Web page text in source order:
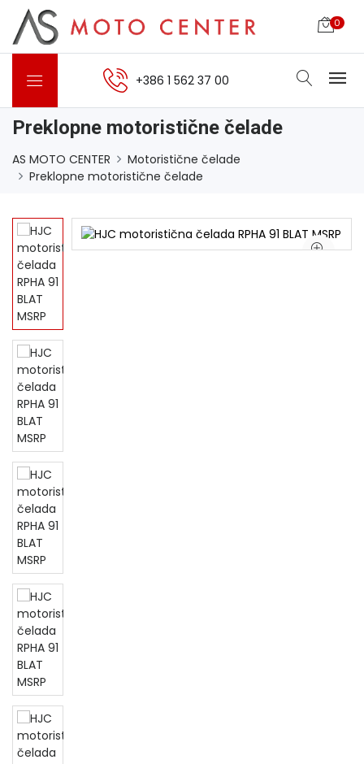
0
+386 1 562 37 00
Preklopne motoristične čelade
AS MOTO CENTER
Motoristične čelade
Preklopne motoristične čelade